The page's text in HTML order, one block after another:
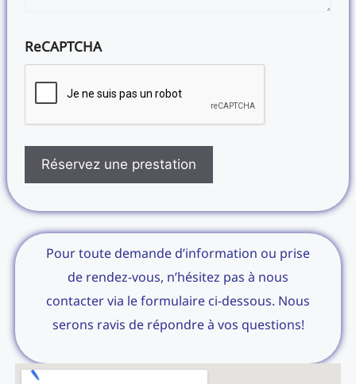
ReCAPTCHA
Pour toute demande d’information ou prise
de rendez-vous, n’hésitez pas à nous
contacter via le formulaire ci-dessous. Nous
serons ravis de répondre à vos questions!